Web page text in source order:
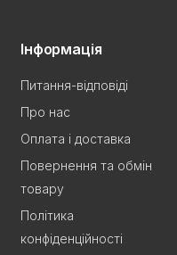
Інформація
Питання-відповіді
Про нас
Оплата і доставка
Повернення та обмін
товару
Політика
конфіденційності